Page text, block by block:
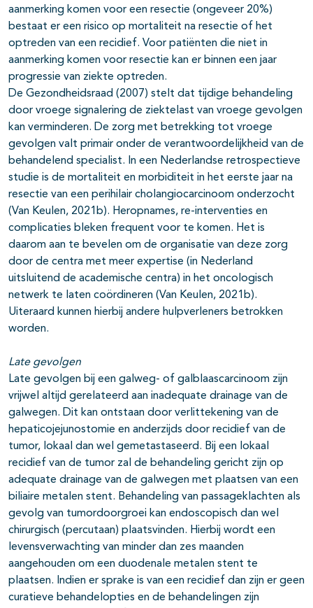
aanmerking komen voor een resectie (ongeveer 20%)
bestaat er een risico op mortaliteit na resectie of het
optreden van een recidief. Voor patiënten die niet in
aanmerking komen voor resectie kan er binnen een jaar
progressie van ziekte optreden.
De Gezondheidsraad (2007) stelt dat tijdige behandeling
door vroege signalering de ziektelast van vroege gevolgen
kan verminderen. De zorg met betrekking tot vroege
gevolgen valt primair onder de verantwoordelijkheid van de
behandelend specialist. In een Nederlandse retrospectieve
studie is de mortaliteit en morbiditeit in het eerste jaar na
resectie van een perihilair cholangiocarcinoom onderzocht
(Van Keulen, 2021b). Heropnames, re-interventies en
complicaties bleken frequent voor te komen. Het is
daarom aan te bevelen om de organisatie van deze zorg
door de centra met meer expertise (in Nederland
uitsluitend de academische centra) in het oncologisch
netwerk te laten coördineren (Van Keulen, 2021b).
Uiteraard kunnen hierbij andere hulpverleners betrokken
worden.
Late gevolgen
Late gevolgen bij een galweg- of galblaascarcinoom zijn
vrijwel altijd gerelateerd aan inadequate drainage van de
galwegen. Dit kan ontstaan door verlittekening van de
hepaticojejunostomie en anderzijds door recidief van de
tumor, lokaal dan wel gemetastaseerd. Bij een lokaal
recidief van de tumor zal de behandeling gericht zijn op
adequate drainage van de galwegen met plaatsen van een
biliaire metalen stent. Behandeling van passageklachten als
gevolg van tumordoorgroei kan endoscopisch dan wel
chirurgisch (percutaan) plaatsvinden. Hierbij wordt een
levensverwachting van minder dan zes maanden
aangehouden om een duodenale metalen stent te
plaatsen. Indien er sprake is van een recidief dan zijn er geen
curatieve behandelopties en de behandelingen zijn